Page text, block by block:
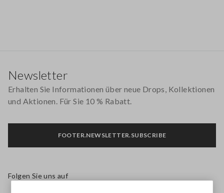
Newsletter
Erhalten Sie Informationen über neue Drops, Kollektionen
und Aktionen. Für Sie 10 % Rabatt.
FOOTER.NEWSLETTER.SUBSCRIBE
Folgen Sie uns auf